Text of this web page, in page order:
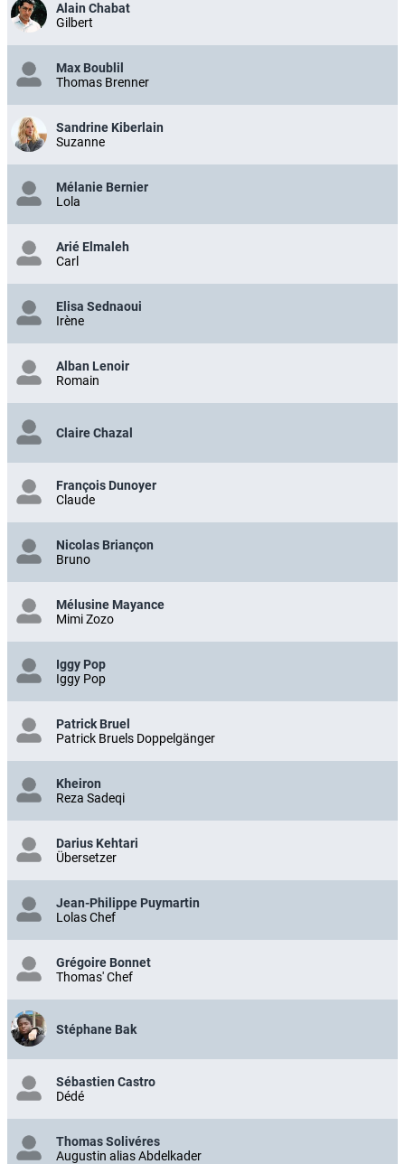
Alain Chabat
Gilbert
Max Boublil
Thomas Brenner
Sandrine Kiberlain
Suzanne
Mélanie Bernier
Lola
Arié Elmaleh
Carl
Elisa Sednaoui
Irène
Alban Lenoir
Romain
Claire Chazal
François Dunoyer
Claude
Nicolas Briançon
Bruno
Mélusine Mayance
Mimi Zozo
Iggy Pop
Iggy Pop
Patrick Bruel
Patrick Bruels Doppelgänger
Kheiron
Reza Sadeqi
Darius Kehtari
Übersetzer
Jean-Philippe Puymartin
Lolas Chef
Grégoire Bonnet
Thomas' Chef
Stéphane Bak
Sébastien Castro
Dédé
Thomas Solivéres
Augustin alias Abdelkader